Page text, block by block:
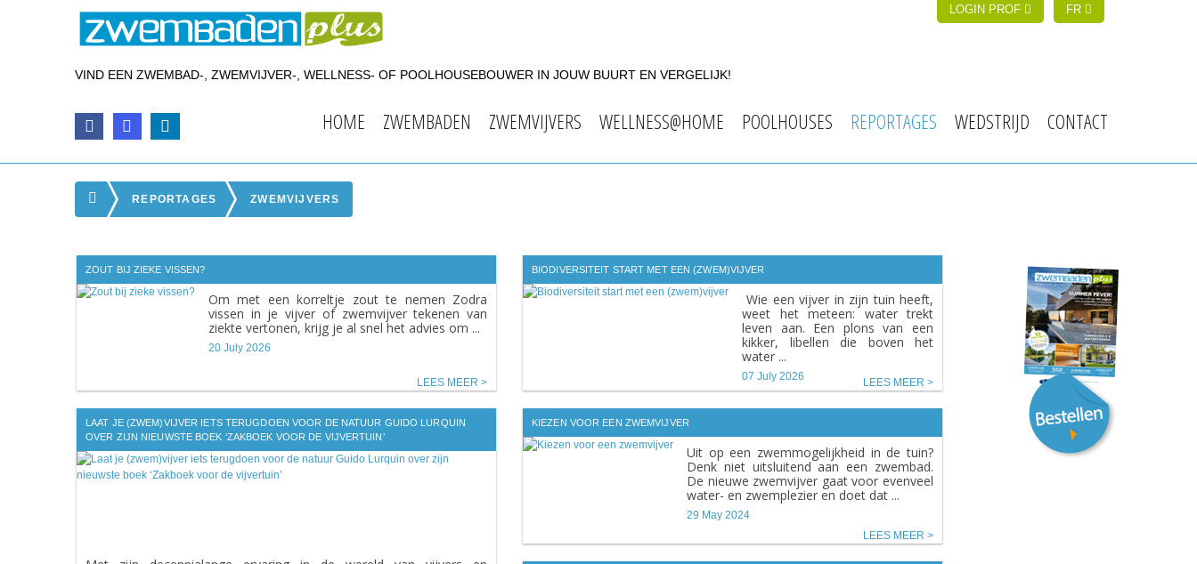
LOGIN PROF FR
VIND EEN ZWEMBAD-, ZWEMVIJVER-, WELLNESS- OF POOLHOUSEBOUWER IN JOUW BUURT EN VERGELIJK!
HOME ZWEMBADEN ZWEMVIJVERS WELLNESS@HOME POOLHOUSES REPORTAGES WEDSTRIJD CONTACT
REPORTAGES ZWEMVIJVERS
ZOUT BIJ ZIEKE VISSEN?
Om met een korreltje zout te nemen Zodra
vissen in je vijver of zwemvijver tekenen van
ziekte vertonen, krijg je al snel het advies om ...
20 July 2026
LEES MEER
BIODIVERSITEIT START MET EEN (ZWEM)VIJVER
Wie een vijver in zijn tuin heeft,
weet het meteen: water trekt
leven aan. Een plons van een
kikker, libellen die boven het
water ...
07 July 2026 LEES MEER
LAAT JE (ZWEM)VIJVER IETS TERUGDOEN VOOR DE NATUUR GUIDO LURQUIN
OVER ZIJN NIEUWSTE BOEK ‘ZAKBOEK VOOR DE VIJVERTUIN’
KIEZEN VOOR EEN ZWEMVIJVER
Uit op een zwemmogelijkheid in de tuin?
Denk niet uitsluitend aan een zwembad.
De nieuwe zwemvijver gaat voor evenveel
water- en zwemplezier en doet dat ...
29 May 2024
LEES MEER